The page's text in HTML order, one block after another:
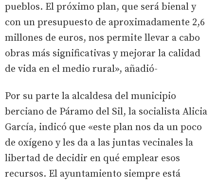
pueblos. El próximo plan, que será bienal y
con un presupuesto de aproximadamente 2,6
millones de euros, nos permite llevar a cabo
obras más significativas y mejorar la calidad
de vida en el medio rural», añadió-
Por su parte la alcaldesa del municipio
berciano de Páramo del Sil, la socialista Alicia
García, indicó que «este plan nos da un poco
de oxígeno y les da a las juntas vecinales la
libertad de decidir en qué emplear esos
recursos. El ayuntamiento siempre está